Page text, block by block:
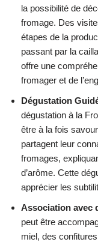
la possibilité de
fromage. Des
étapes de la
passant par la
offre une
fromager et de
Dégustation
dégustation à la
être à la fois
partagent leur
fromages,
d’arôme. Cette
apprécier les
Association avec
peut être
miel, des